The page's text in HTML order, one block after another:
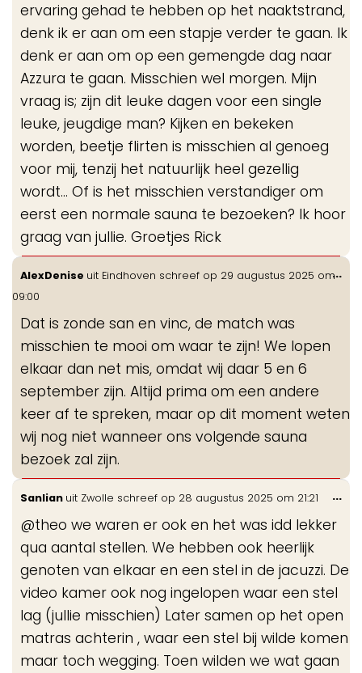
ervaring gehad te hebben op het naaktstrand,
denk ik er aan om een stapje verder te gaan. Ik
denk er aan om op een gemengde dag naar
Azzura te gaan. Misschien wel morgen. Mijn
vraag is; zijn dit leuke dagen voor een single
leuke, jeugdige man? Kijken en bekeken
worden, beetje flirten is misschien al genoeg
voor mij, tenzij het natuurlijk heel gezellig
wordt... Of is het misschien verstandiger om
eerst een normale sauna te bezoeken? Ik hoor
graag van jullie. Groetjes Rick
AlexDenise uit Eindhoven schreef op 29 augustus 2025 om
09:00
Dat is zonde san en vinc, de match was
misschien te mooi om waar te zijn! We lopen
elkaar dan net mis, omdat wij daar 5 en 6
september zijn. Altijd prima om een andere
keer af te spreken, maar op dit moment weten
wij nog niet wanneer ons volgende sauna
bezoek zal zijn.
...
Sanlian uit Zwolle schreef op 28 augustus 2025 om 21:21
@theo we waren er ook en het was idd lekker
qua aantal stellen. We hebben ook heerlijk
genoten van elkaar en een stel in de jacuzzi. De
video kamer ook nog ingelopen waar een stel
lag (jullie misschien) Later samen op het open
matras achterin , waar een stel bij wilde komen
maar toch wegging. Toen wilden we wat gaan
...